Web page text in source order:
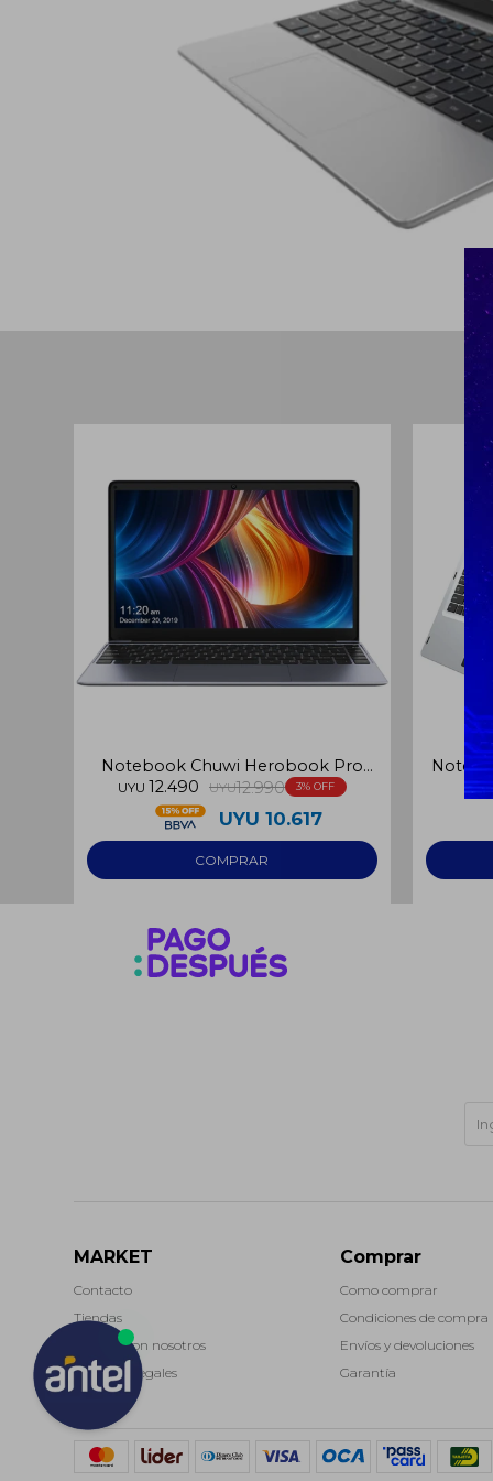
Notebook Chuwi Herobook Pro
N4020 256GB
UYU 12.490 UYU12.990 3
UYU 10.617
MARKET
Contacto
Tiendas
Trabaja con nosotros
Términos legales
Comprar
Como comprar
Condiciones de compra
Envíos y devoluciones
Garantía